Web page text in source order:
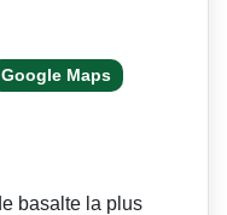
Google Maps
basalte la plus